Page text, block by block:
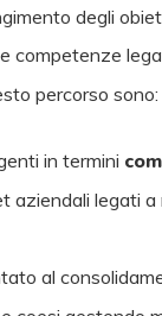
degli
competenze
percorso sono:
in termini
aziendali legati a
al